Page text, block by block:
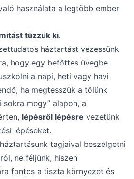
használata a legtöbb ember
tűzzük ki.
háztartást vezessünk
hogy egy befőttes üvegbe
a napi, heti vagy havi
ha megtesszük a tőlünk
megy” alapon, a
lépésről lépésre vezetünk
lépéseket.
tagjaival beszélgetni
ne féljünk, hiszen
fontos a tiszta környezet és